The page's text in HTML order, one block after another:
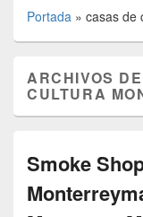
Portada » casas de
ARCHIVOS
CULTURA
Smoke